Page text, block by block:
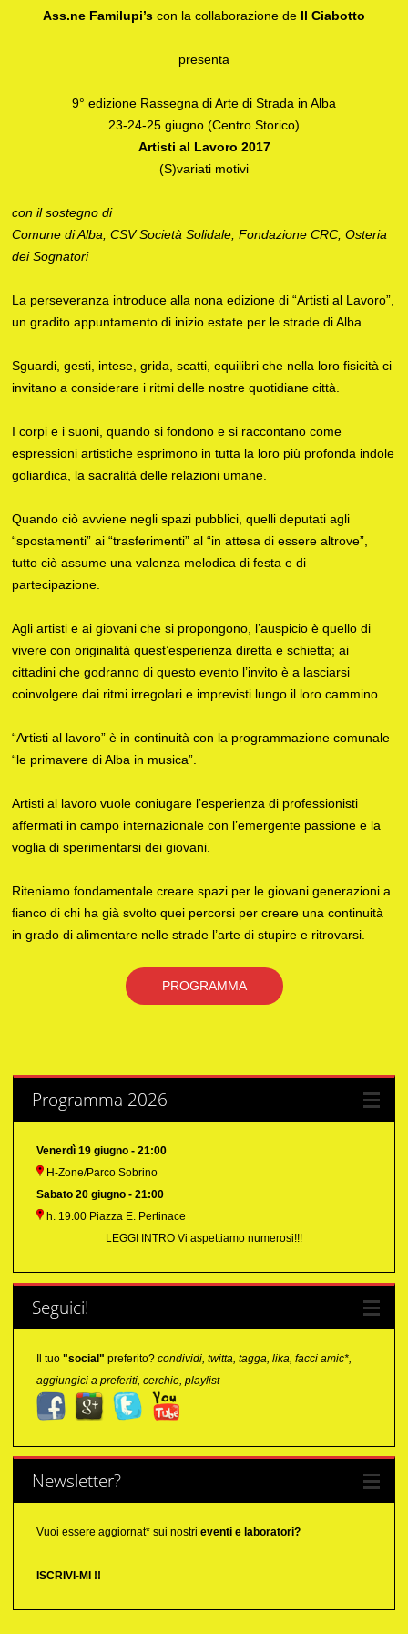
Ass.ne Familupi’s con la collaborazione de Il Ciabotto
presenta
9° edizione Rassegna di Arte di Strada in Alba
23-24-25 giugno (Centro Storico)
Artisti al Lavoro 2017
(S)variati motivi
con il sostegno di
Comune di Alba, CSV Società Solidale, Fondazione CRC, Osteria
dei Sognatori
La perseveranza introduce alla nona edizione di “Artisti al Lavoro”,
un gradito appuntamento di inizio estate per le strade di Alba.
Sguardi, gesti, intese, grida, scatti, equilibri che nella loro fisicità ci
invitano a considerare i ritmi delle nostre quotidiane città.
I corpi e i suoni, quando si fondono e si raccontano come
espressioni artistiche esprimono in tutta la loro più profonda indole
goliardica, la sacralità delle relazioni umane.
Quando ciò avviene negli spazi pubblici, quelli deputati agli
“spostamenti” ai “trasferimenti” al “in attesa di essere altrove”,
tutto ciò assume una valenza melodica di festa e di
partecipazione.
Agli artisti e ai giovani che si propongono, l’auspicio è quello di
vivere con originalità quest’esperienza diretta e schietta; ai
cittadini che godranno di questo evento l’invito è a lasciarsi
coinvolgere dai ritmi irregolari e imprevisti lungo il loro cammino.
“Artisti al lavoro” è in continuità con la programmazione comunale
“le primavere di Alba in musica”.
Artisti al lavoro vuole coniugare l’esperienza di professionisti
affermati in campo internazionale con l’emergente passione e la
voglia di sperimentarsi dei giovani.
Riteniamo fondamentale creare spazi per le giovani generazioni a
fianco di chi ha già svolto quei percorsi per creare una continuità
in grado di alimentare nelle strade l’arte di stupire e ritrovarsi.
PROGRAMMA
Programma 2026
Venerdì 19 giugno - 21:00
H-Zone/Parco Sobrino
Sabato 20 giugno - 21:00
h. 19.00 Piazza E. Pertinace
LEGGI INTROVi aspettiamo numerosi!!!
Seguici!
Il tuo "social" preferito? condividi, twitta, tagga, lika, facci amic*,
aggiungici a preferiti, cerchie, playlist
Newsletter?
Vuoi essere aggiornat* sui nostri eventi e laboratori?
ISCRIVI-MI !!